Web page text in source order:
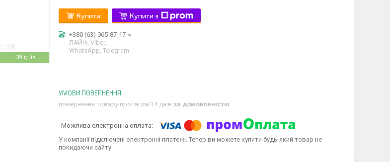
39 днів
Купити Купити з
+380 (63) 065-87-17
ЛАЙФ, Viber,
WhatsApp, Telegram
повернення товару протягом 14 днів за домовленістю
У компанії підключені електронні платежі. Тепер ви можете купити будь-який товар не
покидаючи сайту.